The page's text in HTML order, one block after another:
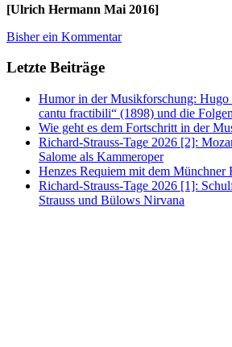
[Ulrich Hermann Mai 2016]
Bisher ein Kommentar
Letzte Beiträge
Humor in der Musikforschung: Hugo
cantu fractibili“ (1898) und die Folgen
Wie geht es dem Fortschritt in der
Richard-Strauss-Tage 2026 [2]:
Salome als Kammeroper
Henzes Requiem mit dem Münchner
Richard-Strauss-Tage 2026 [1]:
Strauss und Bülows Nirvana